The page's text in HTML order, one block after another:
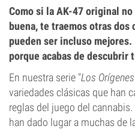
Como si la AK-47 original
buena, te traemos otras dos
pueden ser incluso
porque acabas de descubrir
En nuestra serie "Los
variedades clásicas que han
reglas del juego del
han dado lugar a muchas de